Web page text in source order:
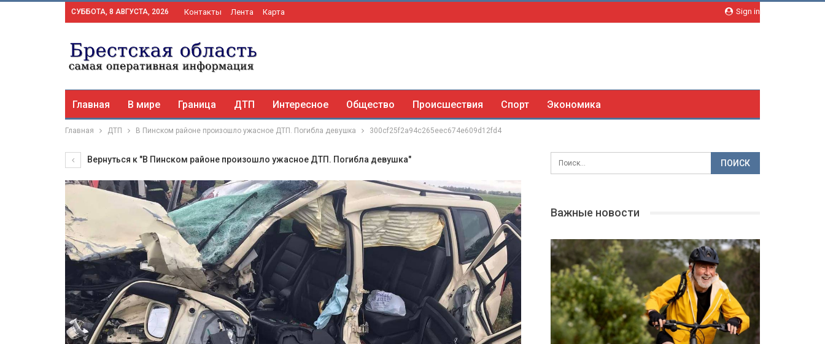
Sign in
СУББОТА, 8 АВГУСТА, 2026 Контакты Лента Карта
Главная В мире Граница ДТП Интересное Общество Происшествия Спорт Экономика
Главная ДТП В Пинском районе произошло ужасное ДТП. Погибла девушка 300cf25f2a94c265eec674e609d12fd4
Вернуться к "В Пинском районе произошло ужасное ДТП. Погибла девушка"
Важные новости